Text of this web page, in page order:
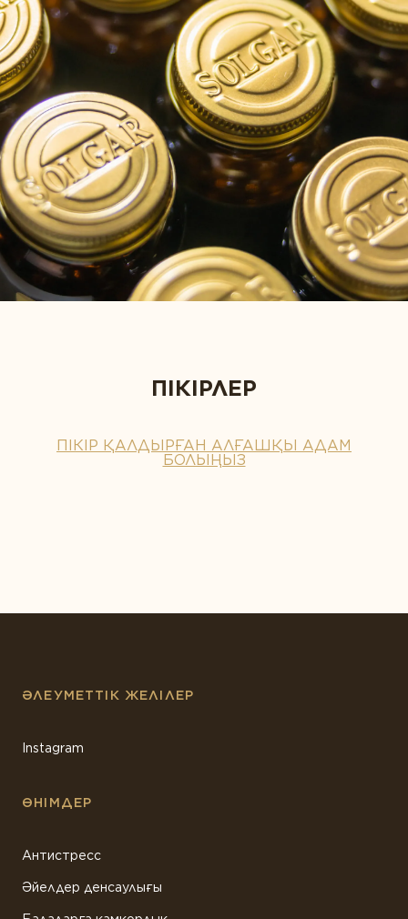
ПІКІРЛЕР
ПІКІР ҚАЛДЫРҒАН АЛҒАШҚЫ АДАМ
БОЛЫҢЫЗ
ӘЛЕУМЕТТІК ЖЕЛІЛЕР
Instagram
ӨНІМДЕР
Антистресс
Әйелдер денсаулығы